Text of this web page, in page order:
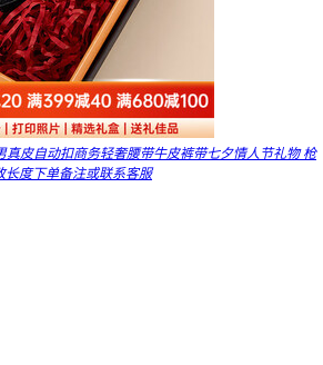
真皮自动扣商务轻奢腰带牛皮裤带七夕情人节礼物 枪
长度下单备注或联系客服